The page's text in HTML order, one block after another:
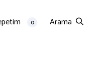
0 Arama